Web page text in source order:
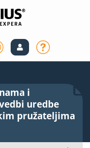
i
uredbe
pružateljima